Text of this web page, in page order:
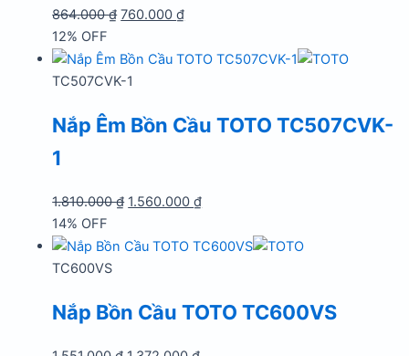
864.000₫ Giá
là:
864.000 ₫.
760.000₫Giá
tại
12% OFF
TC507CVK-1
Nắp Êm Bồn Cầu TOTO TC507CVK-
1
1.810.000₫ Giá
là:
1.560.000₫Giá
tại
14% OFF
TC600VS
Nắp Bồn Cầu TOTO TC600VS